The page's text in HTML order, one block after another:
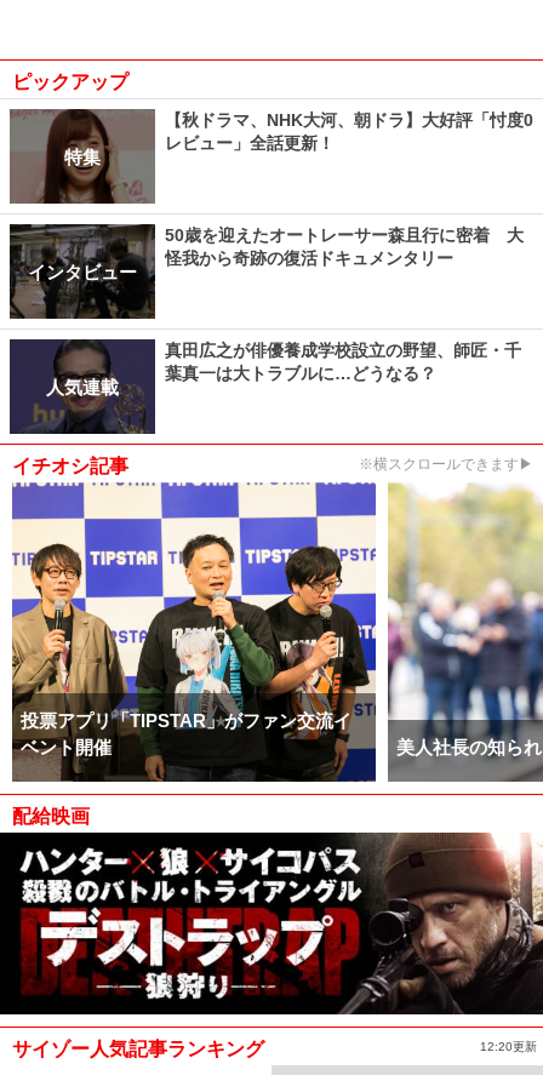
ピックアップ
特集
【秋ドラマ、NHK大河、朝ドラ】大好評「忖度0
レビュー」全話更新！
インタビュー
50歳を迎えたオートレーサー森且行に密着 大
怪我から奇跡の復活ドキュメンタリー
人気連載
真田広之が俳優養成学校設立の野望、師匠・千
葉真一は大トラブルに…どうなる？
イチオシ記事 ※横スクロールできます▶
投票アプリ「TIPSTAR」がファン交流イ
ベント開催
美人社長の知ら
配給映画
サイゾー人気記事ランキング 12:20更新